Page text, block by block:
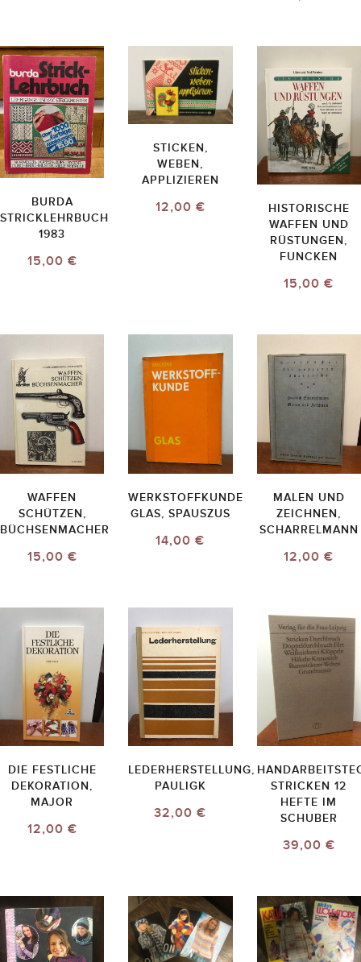
BURDA
STRICKLEHRBUCH
1983
15,00 €
STICKEN,
WEBEN,
APPLIZIEREN
12,00 €
HISTORISCHE
WAFFEN UND
RÜSTUNGEN,
FUNCKEN
15,00 €
WAFFEN
SCHÜTZEN,
BÜCHSENMACHER
15,00 €
WERKSTOFFKUNDE
GLAS, SPAUSZUS
14,00 €
MALEN UND
ZEICHNEN,
SCHARRELMANN
12,00 €
DIE FESTLICHE
DEKORATION,
MAJOR
12,00 €
LEDERHERSTELLUNG,
PAULIGK
32,00 €
STRICKEN 12
HEFTE IM
SCHUBER
39,00 €